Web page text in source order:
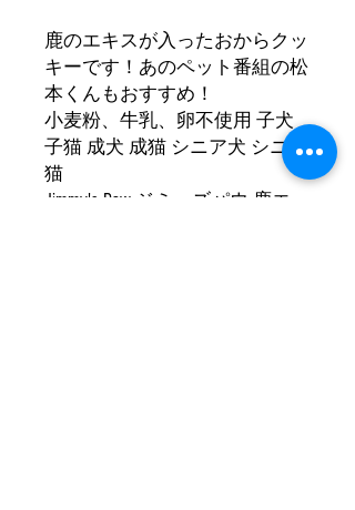
鹿のエキスが入ったおからクッ
キーです！あのペット番組の松
本くんもおすすめ！
小麦粉、牛乳、卵不使用 子犬
子猫 成犬 成猫 シニア犬 シニア
猫
Jimmy's Paw ジミーズパウ 鹿エ